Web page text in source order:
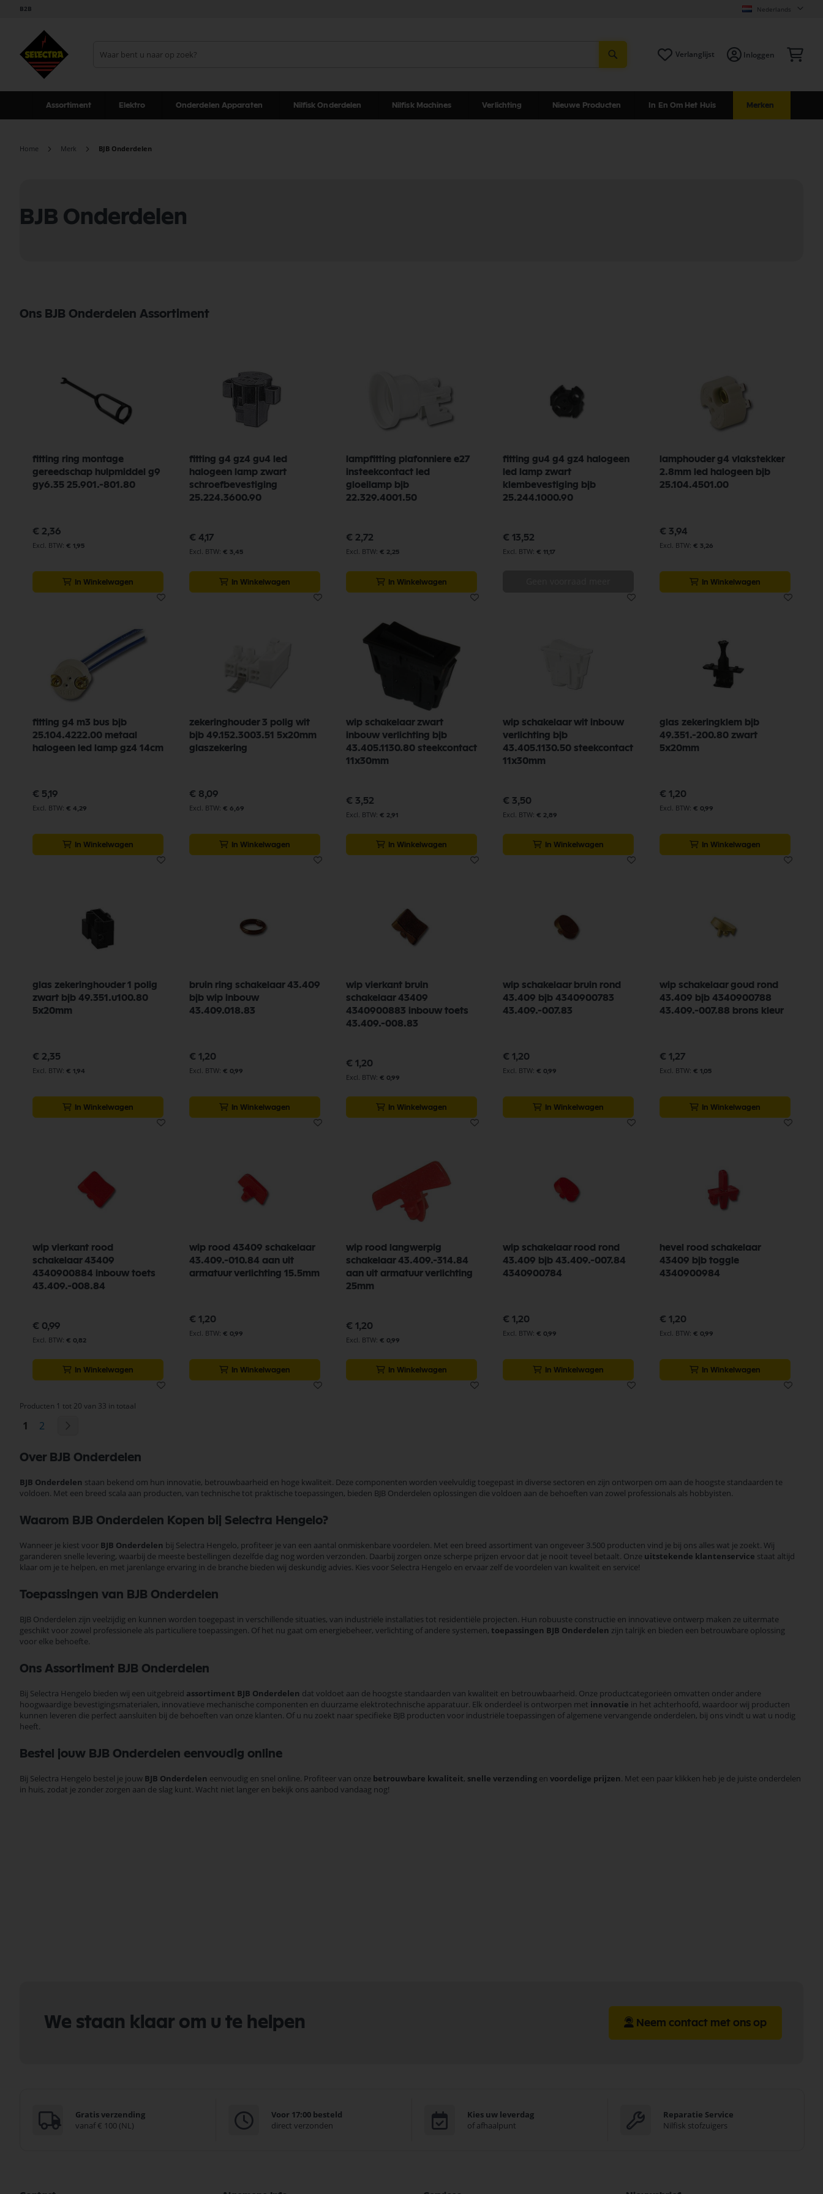
B2B Nederlands
Verlanglijst Inloggen
Assortiment Elektro Onderdelen Apparaten Nilfisk Onderdelen Nilfisk Machines Verlichting Nieuwe Producten In En Om Het Huis Merken
Home Merk BJB Onderdelen
BJB Onderdelen
Ons BJB Onderdelen Assortiment
fitting ring montage
gereedschap hulpmiddel g9
gy6.35 25.901.-801.80
€ 2,36
€ 1,95
In Winkelwagen
fitting g4 gz4 gu4 led
halogeen lamp zwart
schroefbevestiging
25.224.3600.90
€ 4,17
€ 3,45
In Winkelwagen
lampfitting plafonniere e27
insteekcontact led
gloeilamp bjb
22.329.4001.50
€ 2,72
€ 2,25
In Winkelwagen
fitting gu4 g4 gz4 halogeen
led lamp zwart
klembevestiging bjb
25.244.1000.90
€ 13,52
€ 11,17
lamphouder g4 vlakstekker
2.8mm led halogeen bjb
25.104.4501.00
€ 3,94
€ 3,26
In Winkelwagen
fitting g4 m3 bus bjb
25.104.4222.00 metaal
halogeen led lamp gz4 14cm
€ 5,19
€ 4,29
In Winkelwagen
zekeringhouder 3 polig wit
bjb 49.152.3003.51 5x20mm
glaszekering
€ 8,09
€ 6,69
In Winkelwagen
wip schakelaar zwart
inbouw verlichting bjb
43.405.1130.80 steekcontact
11x30mm
€ 3,52
€ 2,91
In Winkelwagen
wip schakelaar wit inbouw
verlichting bjb
43.405.1130.50 steekcontact
11x30mm
€ 3,50
€ 2,89
In Winkelwagen
glas zekeringklem bjb
49.351.-200.80 zwart
5x20mm
€ 1,20
€ 0,99
In Winkelwagen
glas zekeringhouder 1 polig
zwart bjb 49.351.u100.80
5x20mm
€ 2,35
€ 1,94
In Winkelwagen
bruin ring schakelaar 43.409
bjb wip inbouw
43.409.018.83
€ 1,20
€ 0,99
In Winkelwagen
wip vierkant bruin
schakelaar 43409
4340900883 inbouw toets
43.409.-008.83
€ 1,20
€ 0,99
In Winkelwagen
wip schakelaar bruin rond
43.409 bjb 4340900783
43.409.-007.83
€ 1,20
€ 0,99
In Winkelwagen
wip schakelaar goud rond
43.409 bjb 4340900788
43.409.-007.88 brons kleur
€ 1,27
€ 1,05
In Winkelwagen
wip vierkant rood
schakelaar 43409
4340900884 inbouw toets
43.409.-008.84
€ 0,99
€ 0,82
In Winkelwagen
wip rood 43409 schakelaar
43.409.-010.84 aan uit
armatuur verlichting 15.5mm
€ 1,20
€ 0,99
In Winkelwagen
wip rood langwerpig
schakelaar 43.409.-314.84
aan uit armatuur verlichting
25mm
€ 1,20
€ 0,99
In Winkelwagen
wip schakelaar rood rond
43.409 bjb 43.409.-007.84
4340900784
€ 1,20
€ 0,99
In Winkelwagen
hevel rood schakelaar
43409 bjb toggle
4340900984
€ 1,20
€ 0,99
In Winkelwagen
Producten 1 tot 20 van 33 in totaal
Pagina
U lees momenteel pagina
1 Pagina
2
Over BJB Onderdelen
BJB Onderdelen staan bekend om hun innovatie, betrouwbaarheid en hoge kwaliteit. Deze componenten worden veelvuldig toegepast in diverse sectoren en zijn ontworpen om aan de hoogste standaarden te
voldoen. Met een breed scala aan producten, van technische tot praktische toepassingen, bieden BJB Onderdelen oplossingen die voldoen aan de behoeften van zowel professionals als hobbyisten.
Waarom BJB Onderdelen Kopen bij Selectra Hengelo?
Wanneer je kiest voor BJB Onderdelen bij Selectra Hengelo, profiteer je van een aantal onmiskenbare voordelen. Met een breed assortiment van ongeveer 3.500 producten vind je bij ons alles wat je zoekt. Wij
garanderen snelle levering, waarbij de meeste bestellingen dezelfde dag nog worden verzonden. Daarbij zorgen onze scherpe prijzen ervoor dat je nooit teveel betaalt. Onze uitstekende klantenservice staat altijd
klaar om je te helpen, en met jarenlange ervaring in de branche bieden wij deskundig advies. Kies voor Selectra Hengelo en ervaar zelf de voordelen van kwaliteit en service!
Toepassingen van BJB Onderdelen
BJB Onderdelen zijn veelzijdig en kunnen worden toegepast in verschillende situaties, van industriële installaties tot residentiële projecten. Hun robuuste constructie en innovatieve ontwerp maken ze uitermate
geschikt voor zowel professionele als particuliere toepassingen. Of het nu gaat om energiebeheer, verlichting of andere systemen, toepassingen BJB Onderdelen zijn talrijk en bieden een betrouwbare oplossing
voor elke behoefte.
Ons Assortiment BJB Onderdelen
Bij Selectra Hengelo bieden wij een uitgebreid assortiment BJB Onderdelen dat voldoet aan de hoogste standaarden van kwaliteit en betrouwbaarheid. Onze productcategorieën omvatten onder andere
hoogwaardige bevestigingsmaterialen, innovatieve mechanische componenten en duurzame elektrotechnische apparatuur. Elk onderdeel is ontworpen met innovatie in het achterhoofd, waardoor wij producten
kunnen leveren die perfect aansluiten bij de behoeften van onze klanten. Of u nu zoekt naar specifieke BJB producten voor industriële toepassingen of algemene vervangende onderdelen, bij ons vindt u wat u nodig
heeft.
Bestel jouw BJB Onderdelen eenvoudig online
Bij Selectra Hengelo bestel je jouw BJB Onderdelen eenvoudig en snel online. Profiteer van onze betrouwbare kwaliteit, snelle verzending en voordelige prijzen. Met een paar klikken heb je de juiste onderdelen
in huis, zodat je zonder zorgen aan de slag kunt. Wacht niet langer en bekijk ons aanbod vandaag nog!
We staan klaar om u te helpen Neem contact met ons op
Gratis verzending
vanaf € 100 (NL)
Voor 17:00 besteld
direct verzonden
Kies uw leverdag
of afhaalpunt
Reparatie Service
Nilfisk stofzuigers